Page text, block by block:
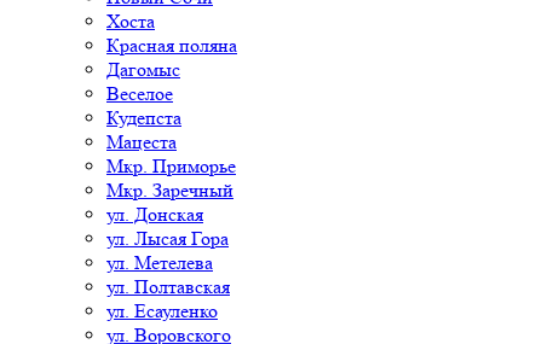
Хоста
Красная поляна
Дагомыс
Веселое
Кудепста
Мацеста
Мкр. Приморье
Мкр. Заречный
ул. Донская
ул. Лысая Гора
ул. Метелева
ул. Полтавская
ул. Есауленко
ул. Воровского